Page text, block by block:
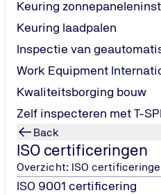
Keuring
Keuring laadpalen
Inspectie van
Work Equipment
Kwaliteitsborging bouw
Zelf inspecteren met T-
Back
ISO certificeringen
Overzicht: ISO
ISO 9001 certificering
liften in
en
en bezoekers te
gebruikmaken van de lift.
aan de wettelijke eisen en